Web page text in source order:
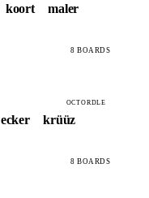
koort
maler
8 BOARDS
OCTORDLE
ecker
krüüz
8 BOARDS